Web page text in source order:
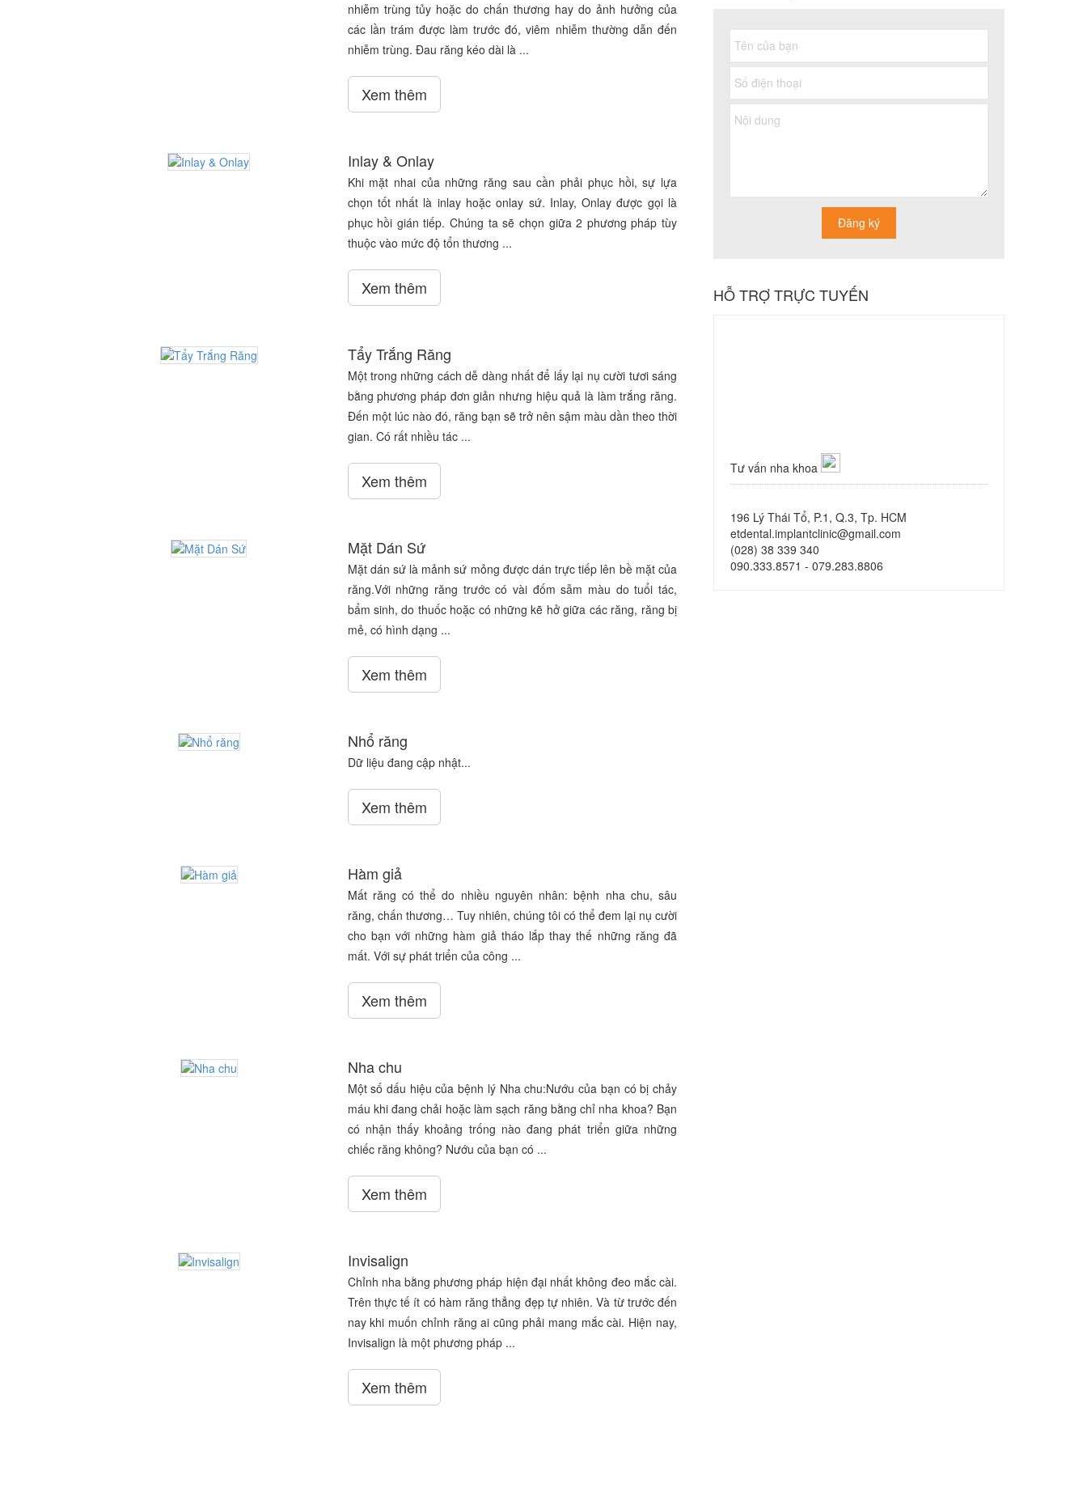
nhiễm trùng tủy hoặc do chấn thương hay do ảnh hưởng của
các lần trám được làm trước đó, viêm nhiễm thường dẫn đến
nhiễm trùng. Đau răng kéo dài là ...
Xem thêm
Inlay & Onlay
Khi mặt nhai của những răng sau cần phải phục hồi, sự lựa
chọn tốt nhất là inlay hoặc onlay sứ. Inlay, Onlay được gọi là
phục hồi gián tiếp. Chúng ta sẽ chọn giữa 2 phương pháp tùy
thuộc vào mức độ tổn thương ...
Xem thêm
Tẩy Trắng Răng
Một trong những cách dễ dàng nhất để lấy lại nụ cười tươi sáng
bằng phương pháp đơn giản nhưng hiệu quả là làm trắng răng.
Đến một lúc nào đó, răng bạn sẽ trở nên sậm màu dần theo thời
gian. Có rất nhiều tác ...
Xem thêm
Mặt Dán Sứ
Mặt dán sứ là mảnh sứ mỏng được dán trực tiếp lên bề mặt của
răng.Với những răng trước có vài đốm sẫm màu do tuổi tác,
bẩm sinh, do thuốc hoặc có những kẽ hở giữa các răng, răng bị
mẻ, có hình dạng ...
Xem thêm
Nhổ răng
Dữ liệu đang cập nhật...
Xem thêm
Hàm giả
Mất răng có thể do nhiều nguyên nhân: bệnh nha chu, sâu
răng, chấn thương… Tuy nhiên, chúng tôi có thể đem lại nụ cười
cho bạn với những hàm giả tháo lắp thay thế những răng đã
mất. Với sự phát triển của công ...
Xem thêm
Nha chu
Một số dấu hiệu của bệnh lý Nha chu:Nướu của bạn có bị chảy
máu khi đang chải hoặc làm sạch răng bằng chỉ nha khoa? Bạn
có nhận thấy khoảng trống nào đang phát triển giữa những
chiếc răng không? Nướu của bạn có ...
Xem thêm
Invisalign
Chỉnh nha bằng phương pháp hiện đại nhất không đeo mắc cài.
Trên thực tế ít có hàm răng thẳng đẹp tự nhiên. Và từ trước đến
nay khi muốn chỉnh răng ai cũng phải mang mắc cài. Hiện nay,
Invisalign là một phương pháp ...
Xem thêm
HỖ TRỢ TRỰC TUYẾN
Tư vấn nha khoa
196 Lý Thái Tổ, P.1, Q.3, Tp. HCM
etdental.implantclinic@gmail.com
(028) 38 339 340
090.333.8571 - 079.283.8806